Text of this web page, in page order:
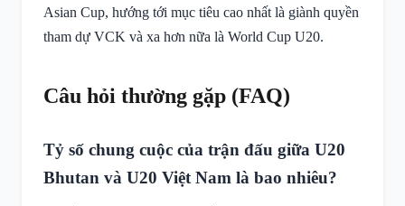
Asian Cup, hướng tới mục tiêu cao nhất là giành quyền
tham dự VCK và xa hơn nữa là World Cup U20.
Câu hỏi thường gặp (FAQ)
Tỷ số chung cuộc của trận đấu giữa U20
Bhutan và U20 Việt Nam là bao nhiêu?